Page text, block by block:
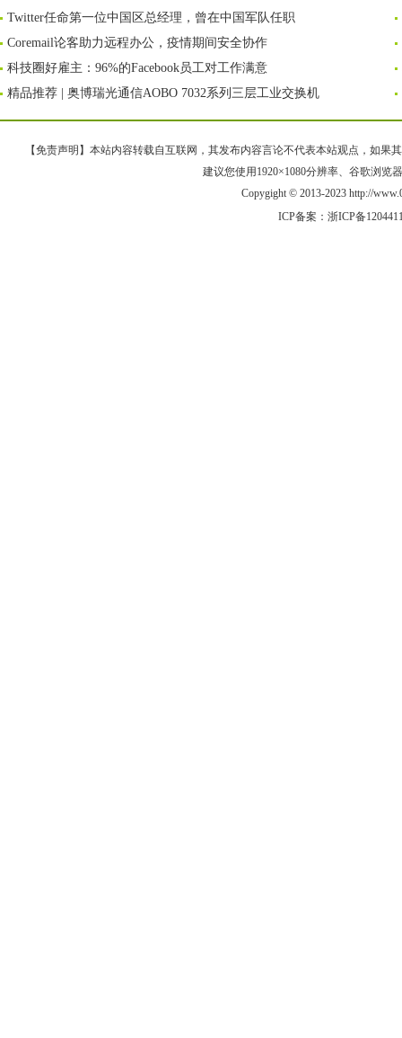
Twitter任命第一位中国区总经理，曾在中国军队任职
Coremail论客助力远程办公，疫情期间安全协作
科技圈好雇主：96%的Facebook员工对工作满意
精品推荐 | 奥博瑞光通信AOBO 7032系列三层工业交换机
【免责声明】本站内容转载自互联网，其发布内容言论不代表本站观点，如果
建议您使用1920×1080分辨率、谷歌浏览
Copygight © 2013-2023 http://
ICP备案： 浙ICP备